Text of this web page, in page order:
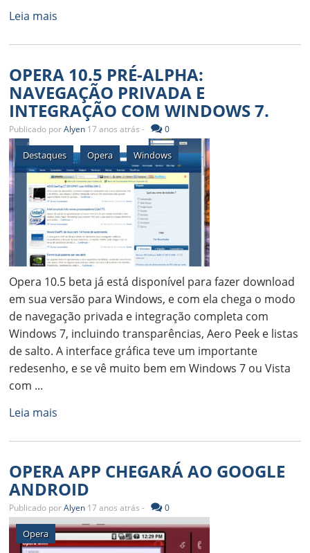
Leia mais
OPERA 10.5 PRÉ-ALPHA:
NAVEGAÇÃO PRIVADA E
INTEGRAÇÃO COM WINDOWS 7.
Publicado porAlyen 17 anos atrás - 0
Destaques Opera Windows
Opera 10.5 beta já está disponível para fazer download
em sua versão para Windows, e com ela chega o modo
de navegação privada e integração completa com
Windows 7, incluindo transparências, Aero Peek e listas
de salto. A interface gráfica teve um importante
redesenho, e se vê muito bem em Windows 7 ou Vista
com ...
Leia mais
OPERA APP CHEGARÁ AO GOOGLE
ANDROID
Publicado porAlyen 17 anos atrás - 0
Opera